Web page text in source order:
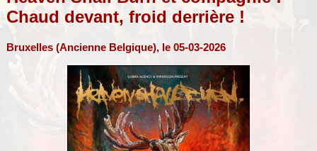
Chaud devant, froid derrière !
Bruxelles (Ancienne Belgique), le 05-03-2026